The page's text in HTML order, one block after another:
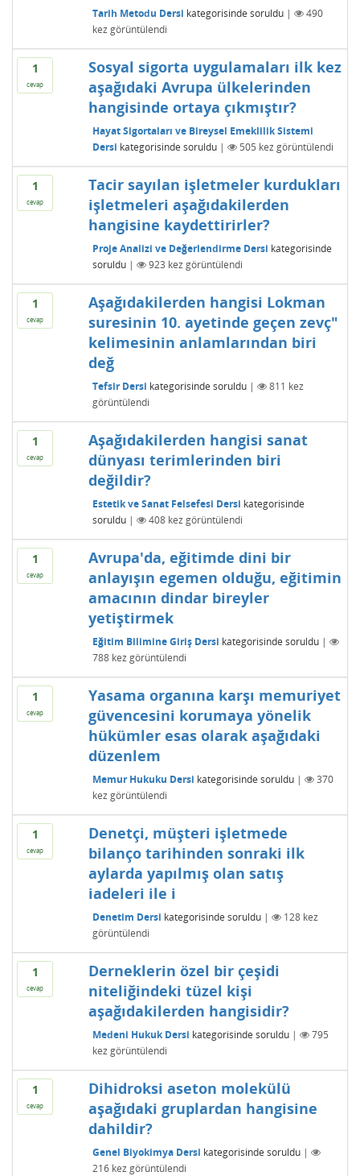
Tarih Metodu Dersi kategorisinde soruldu |
490
kez görüntülendi
1
cevap
Sosyal sigorta uygulamaları ilk kez
aşağıdaki Avrupa ülkelerinden
hangisinde ortaya çıkmıştır?
Hayat Sigortaları ve Bireysel Emeklilik Sistemi
Dersi kategorisinde soruldu | 505 kez görüntülendi
1
cevap
Tacir sayılan işletmeler kurdukları
işletmeleri aşağıdakilerden
hangisine kaydettirirler?
Proje Analizi ve Değerlendirme Dersi kategorisinde
soruldu | 923 kez görüntülendi
1
cevap
Aşağıdakilerden hangisi Lokman
suresinin 10. ayetinde geçen zevç"
kelimesinin anlamlarından biri
değ
Tefsir Dersi kategorisinde soruldu | 811 kez
görüntülendi
1
cevap
Aşağıdakilerden hangisi sanat
dünyası terimlerinden biri
değildir?
Estetik ve Sanat Felsefesi Dersi kategorisinde
soruldu | 408kez görüntülendi
1
cevap
Avrupa'da, eğitimde dini bir
anlayışın egemen olduğu, eğitimin
amacının dindar bireyler
yetiştirmek
Eğitim Bilimine Giriş Dersi kategorisinde soruldu |
788kez görüntülendi
1
cevap
Yasama organına karşı memuriyet
güvencesini korumaya yönelik
hükümler esas olarak aşağıdaki
düzenlem
Memur Hukuku Dersi kategorisinde soruldu |
370
kez görüntülendi
1
cevap
Denetçi, müşteri işletmede
bilanço tarihinden sonraki ilk
aylarda yapılmış olan satış
iadeleri ile i
Denetim Dersi kategorisinde soruldu | 128kez
görüntülendi
1
cevap
Derneklerin özel bir çeşidi
niteliğindeki tüzel kişi
aşağıdakilerden hangisidir?
Medeni Hukuk Dersi kategorisinde soruldu |
795
kez görüntülendi
1
cevap
Dihidroksi aseton molekülü
aşağıdaki gruplardan hangisine
dahildir?
Genel Biyokimya Dersi kategorisinde soruldu |
216kez görüntülendi